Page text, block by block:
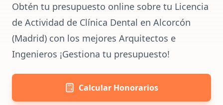
Obtén tu presupuesto online sobre tu Licencia
de Actividad de Clínica Dental en Alcorcón
(Madrid) con los mejores Arquitectos e
Ingenieros ¡Gestiona tu presupuesto!
Calcular Honorarios